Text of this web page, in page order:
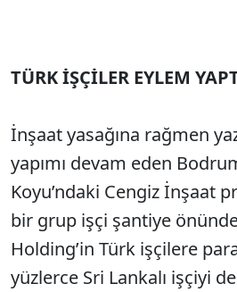
TÜRK İŞÇİLER EYLEM
İnşaat yasağına rağmen
yapımı devam eden
Koyu’ndaki Cengiz İnşaat
bir grup işçi şantiye
Holding’in Türk işçilere
yüzlerce Sri Lankalı işçiyi